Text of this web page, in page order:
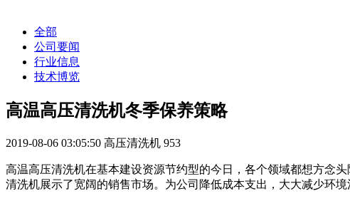
全部
公司要闻
行业信息
技术博览
高温高压清洗机冬季保养策略
2019-08-06 03:05:50 高压清洗机 953
高温高压清洗机在基本建设资源节约型的今日，各个领域都想方念
清洗机展示了宽阔的销售市场。为公司降低成本支出，大大减少环